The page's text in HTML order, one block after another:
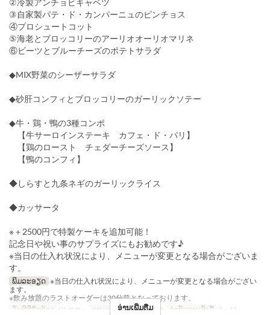
②冷製アンチョビキャベツ
③自家製パテ・ド・カンパーニュのピンチョス
④プロシュートコット
⑤海老とブロッコリーのアーリオオーリオマリネ
⑥ビーツとブルーチーズのポテトサラダ
◆MIX野菜のシーザーサラダ
◆砂肝コンフィとブロッコリーのガーリックソテー
◆牛・鶏・鴨の3種コンポ
【牛サーロインステーキ カフェ・ド・パリ】
【鶏のロースト チェダーチーズソース】
【鴨のコンフィ】
◆しらすと九条ネギのガーリックライス
◆カッサータ
※＋2500円で特製ケーキを追加可能！
記念日や祝い事のサプライズにもお勧めです♪
※当日の仕入れ状況により、メニューが変更となる場合がございま
す。
ພິມລະອຽດ ※当日の仕入れ状況により、メニューが変更となる場合がござい
ます。
※飲み放題のラストオーダーは30分前となっております。
ວັນທີທີ່ຖືກຕ້ອງ
01 ສ.ຫ ~ ຄາບອາຫານ ອາຫານຄ່ຳ ຈຳກັດການສັ່ງຊື້ 3 ~ 15
ອ່ານເພີ່ມຕື່ມ